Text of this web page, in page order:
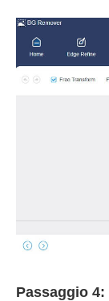
Passaggio 4: